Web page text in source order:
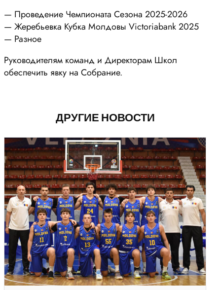
— Проведение Чемпионата Сезона 2025-2026
— Жеребьевка Кубка Молдовы Victoriabank 2025
— Разное
Руководителям команд и Директорам Школ
обеспечить явку на Собрание.
ДРУГИЕ НОВОСТИ